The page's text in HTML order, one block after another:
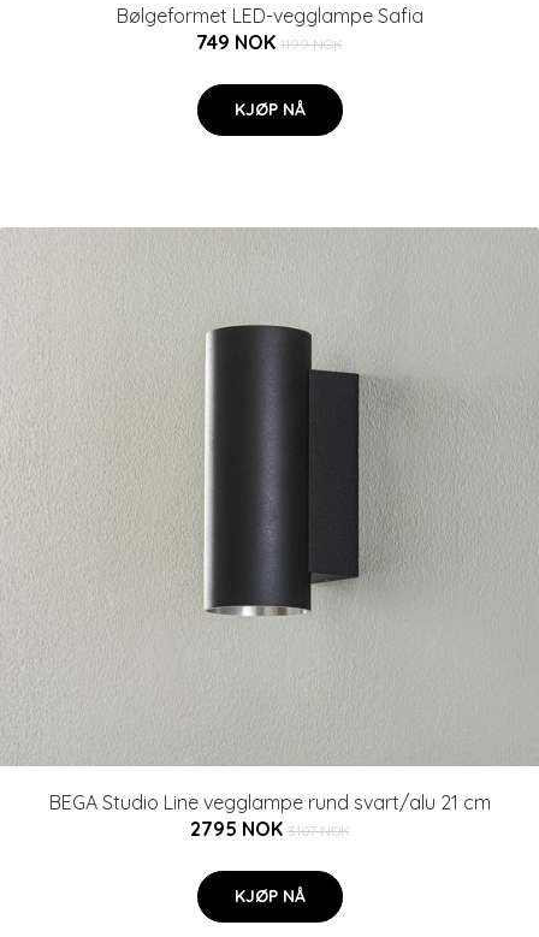
Bølgeformet LED-vegglampe Safia
749 NOK 1199 NOK
KJØP NÅ
BEGA Studio Line vegglampe rund svart/alu 21 cm
2795 NOK 3107 NOK
KJØP NÅ